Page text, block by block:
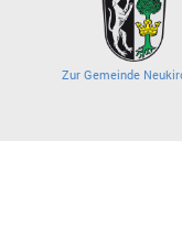
Zur Gemeinde